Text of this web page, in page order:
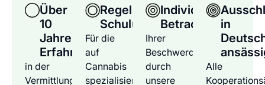
Über
10
Jahre
Erfahrung
in der
Vermittlung
Regelmäßige
Schulungen
Für die
auf
Cannabis
spezialisierten
Individuelle
Betrachtung
Ihrer
Beschwerden
durch
unsere
in
Alle